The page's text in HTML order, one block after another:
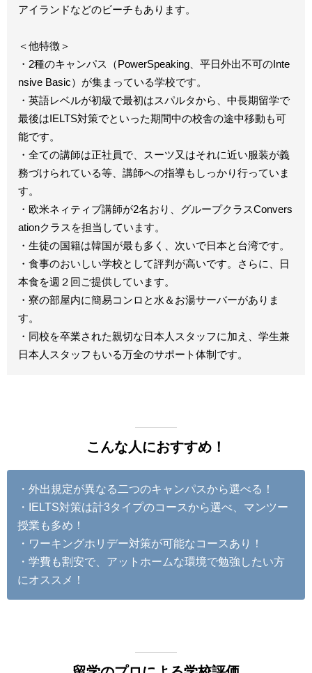
アイランドなどのビーチもあります。
＜他特徴＞
・2種のキャンパス（PowerSpeaking、平日外出不可のInte
nsive Basic）が集まっている学校です。
・英語レベルが初級で最初はスパルタから、中長期留学で
最後はIELTS対策でといった期間中の校舎の途中移動も可
能です。
・全ての講師は正社員で、スーツ又はそれに近い服装が義
務づけられている等、講師への指導もしっかり行っていま
す。
・欧米ネィティブ講師が2名おり、グループクラスConvers
ationクラスを担当しています。
・生徒の国籍は韓国が最も多く、次いで日本と台湾です。
・食事のおいしい学校として評判が高いです。さらに、日
本食を週２回ご提供しています。
・寮の部屋内に簡易コンロと水＆お湯サーバーがありま
す。
・同校を卒業された親切な日本人スタッフに加え、学生兼
日本人スタッフもいる万全のサポート体制です。
こんな人におすすめ！
・外出規定が異なる二つのキャンパスから選べる！
・IELTS対策は計3タイプのコースから選べ、マンツー
授業も多め！
・ワーキングホリデー対策が可能なコースあり！
・学費も割安で、アットホームな環境で勉強したい方
にオススメ！